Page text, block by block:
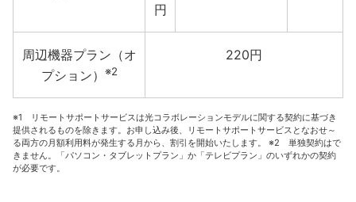
円
周辺機器プラン（オ
プション）
※2
220円
※1 リモートサポートサービスは光コラボレーションモデルに関する契約に基づき
提供されるものを除きます。お申し込み後、リモートサポートサービスとなおせ～
る両方の月額利用料が発生する月から、割引を開始いたします。 ※2 単独契約はで
きません。「パソコン・タブレットプラン」か「テレビプラン」のいずれかの契約
が必要です。